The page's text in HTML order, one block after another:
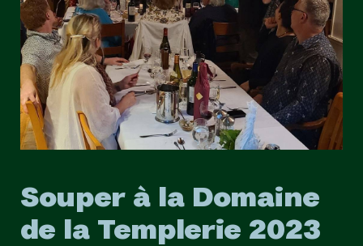
Souper à la Domaine
de la Templerie 2023